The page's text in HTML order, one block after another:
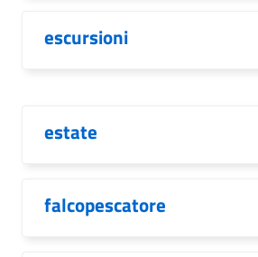
escursioni
estate
falcopescatore